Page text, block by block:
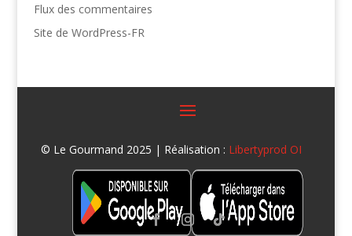
Flux des commentaires
Site de WordPress-FR
© Le Gourmand 2025 | Réalisation : Libertyprod OI